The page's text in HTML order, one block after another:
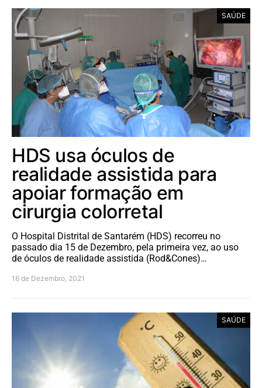
SAÚDE
HDS usa óculos de
realidade assistida para
apoiar formação em
cirurgia colorretal
O Hospital Distrital de Santarém (HDS) recorreu no
passado dia 15 de Dezembro, pela primeira vez, ao uso
de óculos de realidade assistida (Rod&Cones)…
16 de Dezembro, 2021
SAÚDE